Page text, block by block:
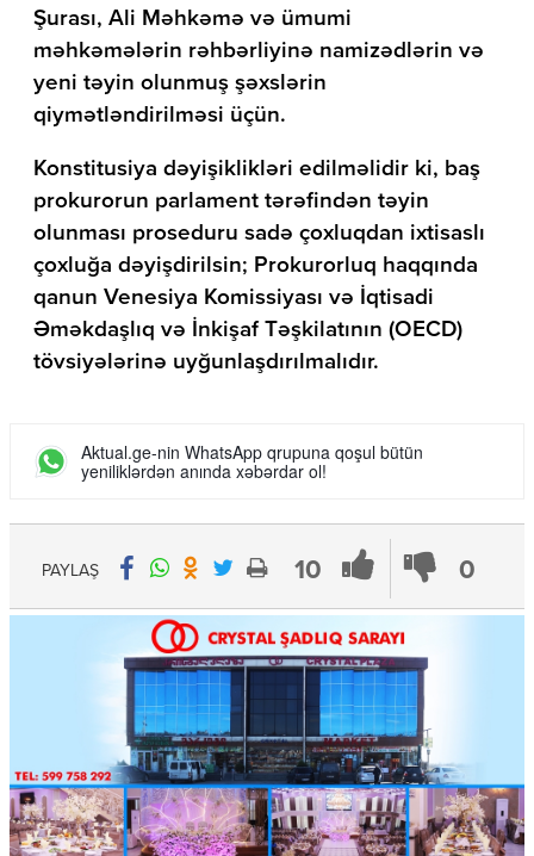
Şurası, Ali Məhkəmə və ümumi
məhkəmələrin rəhbərliyinə namizədlərin və
yeni təyin olunmuş şəxslərin
qiymətləndirilməsi üçün.
Konstitusiya dəyişiklikləri edilməlidir ki, baş
prokurorun parlament tərəfindən təyin
olunması proseduru sadə çoxluqdan ixtisaslı
çoxluğa dəyişdirilsin; Prokurorluq haqqında
qanun Venesiya Komissiyası və İqtisadi
Əməkdaşlıq və İnkişaf Təşkilatının (OECD)
tövsiyələrinə uyğunlaşdırılmalıdır.
Aktual.ge-nin WhatsApp qrupuna qoşul bütün
yeniliklərdən anında xəbərdar ol!
10 0
PAYLAŞ